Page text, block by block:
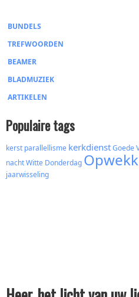
BUNDELS
TREFWOORDEN
BEAMER
BLADMUZIEK
ARTIKELEN
Populaire tags
kerst parallellisme kerkdienstGoede
nachtWitte Donderdag
jaarwisseling